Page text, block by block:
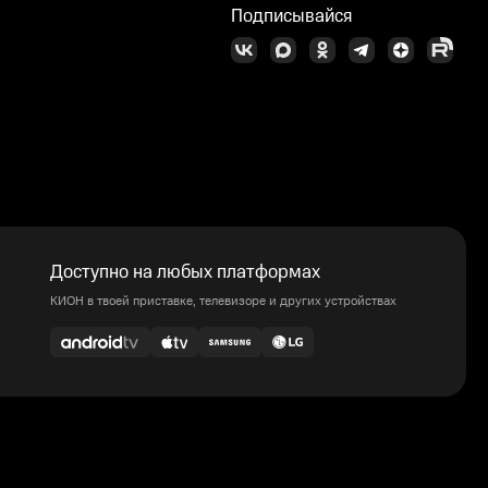
Подписывайся
Доступно на любых платформах
КИОН в твоей приставке, телевизоре и других устройствах